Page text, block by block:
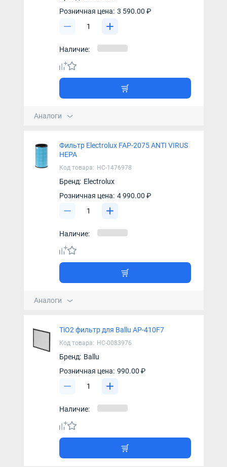
Розничная цена: 3 590.00 ₽
Наличие:
Аналоги
Фильтр Electrolux FAP-2075 ANTI VIRUS
HEPA
Код товара: НС-1476978
Бренд: Electrolux
Розничная цена: 4 990.00 ₽
Наличие:
Аналоги
TiO2 фильтр для Ballu AP-410F7
Код товара: НС-0083976
Бренд: Ballu
Розничная цена: 990.00 ₽
Наличие: